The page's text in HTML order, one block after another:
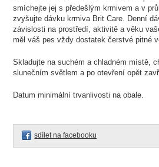
smíchejte jej s předešlým krmivem a v
zvyšujte dávku krmiva Brit Care. Denní
závislosti na prostředí, aktivitě a věku
měl váš pes vždy dostatek čerstvé pitné
Skladujte na suchém a chladném místě,
slunečním světlem a po otevření opět
Datum minimální trvanlivosti na obale.
sdílet na facebooku